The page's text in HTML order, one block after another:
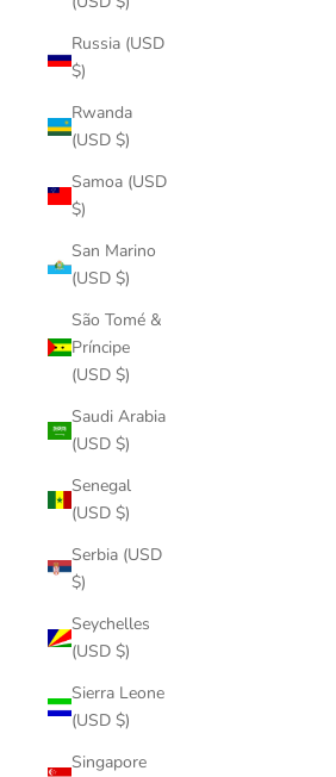
Russia (USD
$)
Rwanda
(USD $)
Samoa (USD
$)
San Marino
(USD $)
São Tomé &
Príncipe
(USD $)
Saudi Arabia
(USD $)
Senegal
(USD $)
Serbia (USD
$)
Seychelles
(USD $)
Sierra Leone
(USD $)
Singapore